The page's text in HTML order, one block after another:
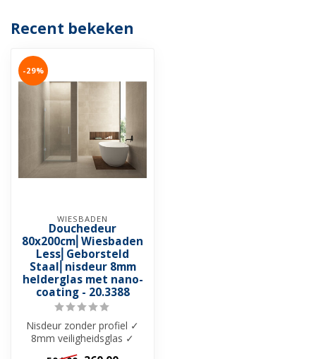
Recent bekeken
-29%
WIESBADEN
Douchedeur
80x200cm⎢Wiesbaden
Less⎢Geborsteld
Staal⎢nisdeur 8mm
helderglas met nano-
coating - 20.3388
Nisdeur zonder profiel ✓
8mm veiligheidsglas ✓
Helderglas met Nano-